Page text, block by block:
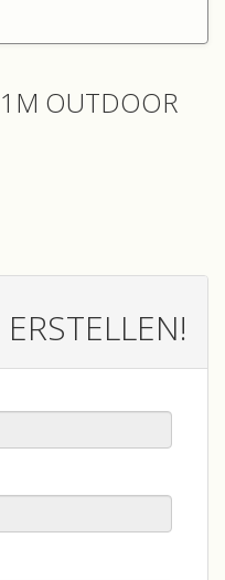
OUTDOOR